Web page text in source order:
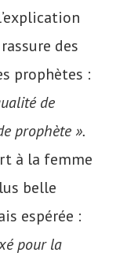
des
prophètes :
de
prophète ».
à la femme
belle
espérée :
pour la